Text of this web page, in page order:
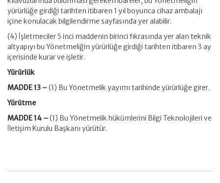
yürürlüğe girdiği tarihten itibaren 1 yıl boyunca cihaz ambalajı
içine konulacak bilgilendirme sayfasında yer alabilir.
(4) İşletmeciler 5 inci maddenin birinci fıkrasında yer alan teknik
altyapıyı bu Yönetmeliğin yürürlüğe girdiği tarihten itibaren 3 ay
içerisinde kurar ve işletir.
Yürürlük
MADDE 13 –(1) Bu Yönetmelik yayımı tarihinde yürürlüğe girer.
Yürütme
MADDE 14 –(1) Bu Yönetmelik hükümlerini Bilgi Teknolojileri ve
İletişim Kurulu Başkanı yürütür.